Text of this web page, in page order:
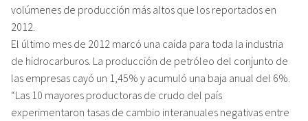
volúmenes de producción más altos que los reportados en
2012.
El último mes de 2012 marcó una caída para toda la industria
de hidrocarburos. La producción de petróleo del conjunto de
las empresas cayó un 1,45% y acumuló una baja anual del 6%.
“Las 10 mayores productoras de crudo del país
experimentaron tasas de cambio interanuales negativas entre